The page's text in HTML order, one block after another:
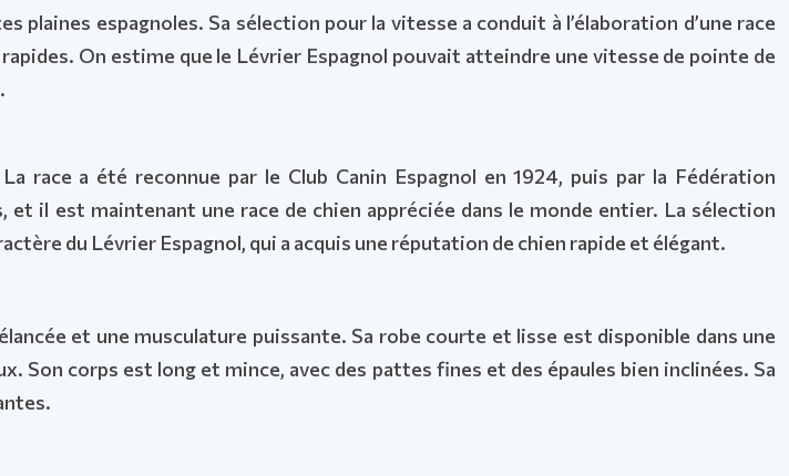
espagnoles. Sa sélection pour la vitesse a conduit à l’élaboration d’une race
On estime que le Lévrier Espagnol pouvait atteindre une vitesse de pointe de
race a été reconnue par le Club Canin Espagnol en 1924, puis par la Fédération
il est maintenant une race de chien appréciée dans le monde entier. La sélection
du Lévrier Espagnol, qui a acquis une réputation de chien rapide et élégant.
et une musculature puissante. Sa robe courte et lisse est disponible dans une
Son corps est long et mince, avec des pattes fines et des épaules bien inclinées. Sa